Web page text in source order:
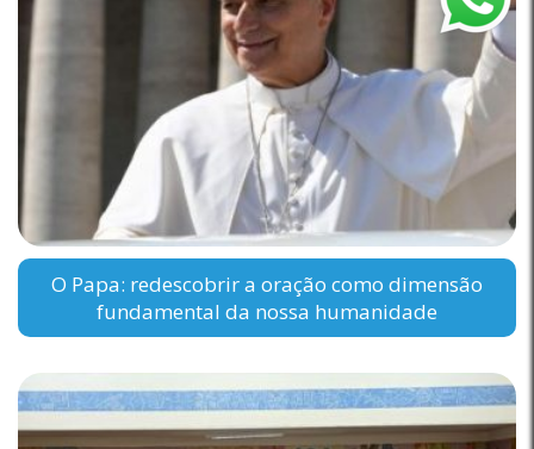
O Papa: redescobrir a oração como dimensão
fundamental da nossa humanidade